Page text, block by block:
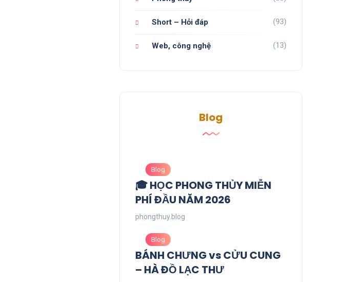
Short – Hỏi đáp (93)
Web, công nghệ (13)
Blog
Blog
🎓 HỌC PHONG THỦY MIỄN
PHÍ ĐẦU NĂM 2026
phongthuy.blog
Blog
BÁNH CHƯNG vs CỬU CUNG
– HÀ ĐỒ LẠC THƯ